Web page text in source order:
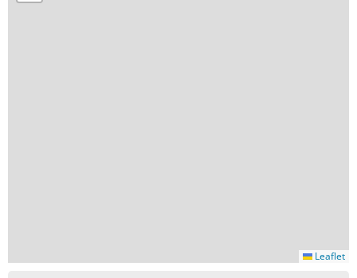
Leaflet